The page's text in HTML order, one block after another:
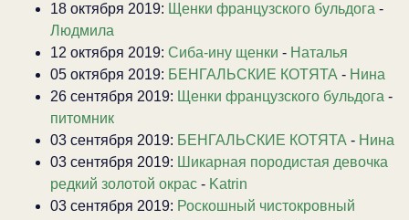
18 октября 2019: Щенки французского бульдога -
Людмила
12 октября 2019: Сиба-ину щенки - Наталья
05 октября 2019: БЕНГАЛЬСКИЕ КОТЯТА - Нина
26 сентября 2019: Щенки французского бульдога -
питомник
03 сентября 2019: БЕНГАЛЬСКИЕ КОТЯТА - Нина
03 сентября 2019: Шикарная породистая девочка
редкий золотой окрас - Katrin
03 сентября 2019: Роскошный чистокровный